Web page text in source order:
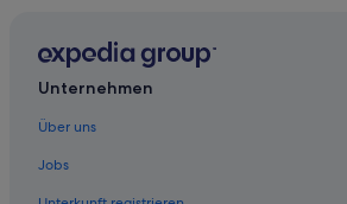
Flüge von Armenia (AXM) nach Wien (VIE)
Unternehmen
Über uns
Jobs